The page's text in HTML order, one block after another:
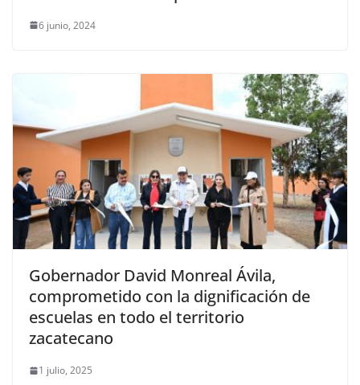
6 junio, 2024
Gobernador David Monreal Ávila,
comprometido con la dignificación de
escuelas en todo el territorio
zacatecano
1 julio, 2025